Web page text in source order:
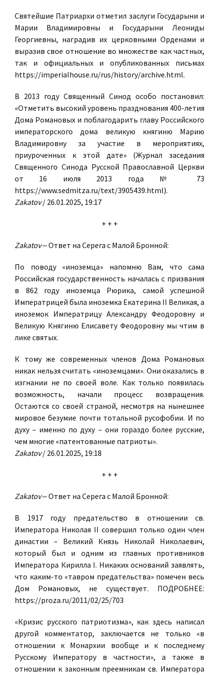
Святейшие Патриархи отметил заслуги Государыни и
Марии Владимировны и Государыни Леониды
Георгиевны, наградив их церковными Орденами и
выразив свое отношение во множестве как частных,
так и официальных и опубликованных письмах
https://imperialhouse.ru/rus/history/archive.html.
В 2013 году Священный Синод особо постановил:
«Отметить высокий уровень празднования 400-летия
Дома Романовых и поблагодарить главу Российского
императорского дома великую княгиню Марию
Владимировну за участие в мероприятиях,
приуроченных к этой дате» (Журнал заседания
Священного Синода Русской Православной Церкви
от 16 июля 2013 года № 73
https://www.sedmitza.ru/text/3905439.html).
Zakatov/ 26.01.2025, 19:17
+ + +
Zakatov‒ Ответ на Серега с Малой Бронной:
По поводу «иноземца» напомню Вам, что сама
Российская государственность началась с призвания
в 862 году иноземца Рюрика, самой успешной
Императрицей была иноземка Екатерина II Великая, а
иноземок Императрицу Александру Феодоровну и
Великую Княгиню Елисавету Феодоровну мы чтим в
лике святых.
К тому же современных членов Дома Романовых
никак нельзя считать «иноземцами». Они оказались в
изгнании не по своей воле. Как только появилась
возможность, начали процесс возвращения.
Остаются со своей страной, несмотря на нынешнее
мировое безумие почти тотальной русофобии. И по
духу – именно по духу – они гораздо более русские,
чем многие «патентованные патриоты».
Zakatov/ 26.01.2025, 19:18
+ + +
Zakatov‒ Ответ на Серега с Малой Бронной:
В 1917 году предательство в отношении св.
Императора Николая II совершил только один член
династии – Великий Князь Николай Николаевич,
который был и одним из главных противников
Императора Кирилла I. Никаких оснований заявлять,
что каким-то «тавром предательства» помечен весь
Дом Романовых, не существует. ПОДРОБНЕЕ:
https://proza.ru/2011/02/25/703
«Кризис русского патриотизма», как здесь написал
другой комментатор, заключается не только «в
отношении к Монархии вообще и к последнему
Русскому Императору в частности», а также в
отношении к законным преемникам св. Императора